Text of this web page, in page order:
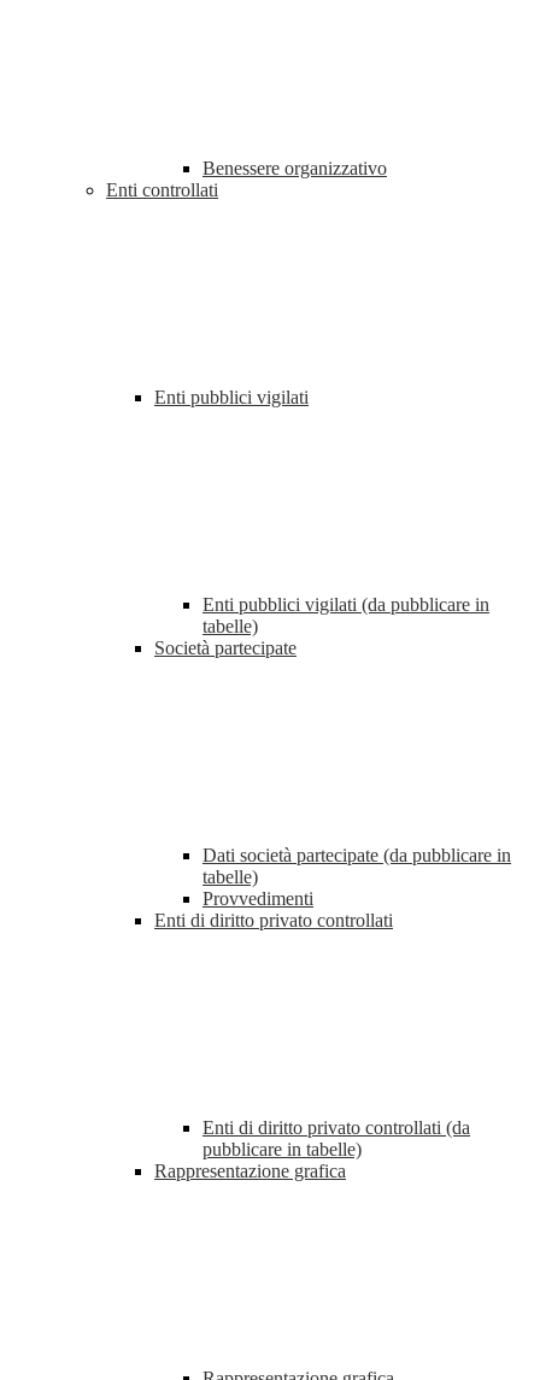
Benessere organizzativo
Enti controllati
Enti pubblici vigilati
Enti pubblici vigilati (da pubblicare in
tabelle)
Società partecipate
Dati società partecipate (da pubblicare in
tabelle)
Provvedimenti
Enti di diritto privato controllati
Enti di diritto privato controllati (da
pubblicare in tabelle)
Rappresentazione grafica